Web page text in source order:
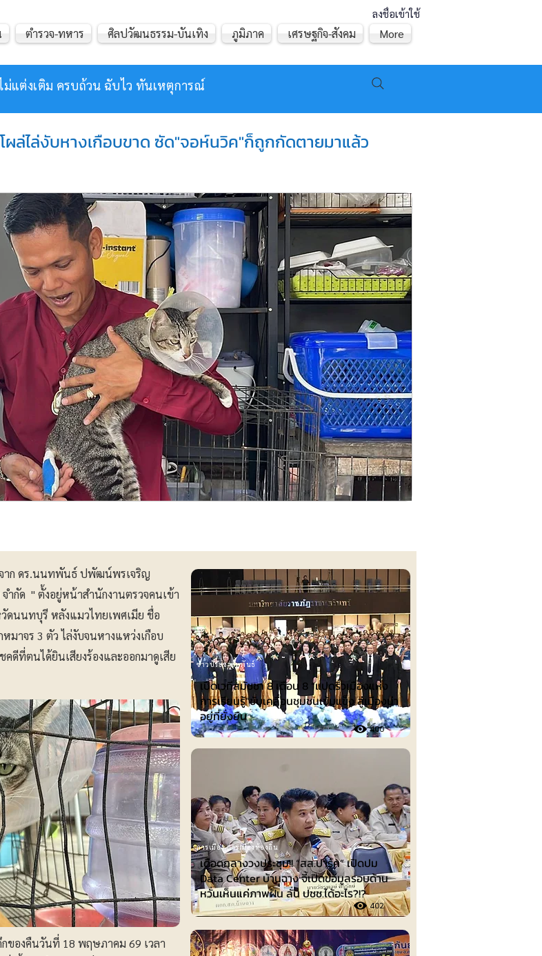
ลงชื่อเข้าใช้
ม่แต่งเติม ครบถ้วน ฉับไว ทันเหตุการณ์
ตำรวจ-ทหาร ศิลปวัฒนธรรม-บันเทิง ภูมิภาค เศรษฐกิจ-สังคม More
ล่ไล่งับหางเกือบขาด ซัด"จอห์นวิค"ก็ถูกกัดตายมาแล้ว
จาก ดร.นนทพันธ์ ปพัฒน์พรเจริญ
ำกัด " ตั้งอยู่หน้าสำนักงานตรวจคนเข้า
ดนนทบุรี หลังแมวไทยเพศเมีย ชื่อ
มาจร 3 ตัว ไล่งับจนหางแหว่งเกือบ
คดีที่ตนได้ยินเสียงร้องและออกมาดูเสีย
ของคืนวันที่ 18 พฤษภาคม 69 เวลา
เปิดเวทีสมัชชา 8 เดือน 8 “แปดริ้วเมืองแห่ง
การเรียนรู้”ขับเคลื่อนชุมชนเข้มแข็ง สู่เมืองน่า
อยู่ที่ยั่งยืน
400
ข่าวประชาสัมพันธ์
เดือดกลางวงประชุม!! “สส.ปาร์ค” เปิดปม
Data Center บ้านฉาง จี้เปิดข้อมูลรอบด้าน
หวั่นเห็นแค่ภาพฝัน ลั่น ปชช.ได้อะไร?!?
402
การเมือง-การเมืองท้องถิ่น